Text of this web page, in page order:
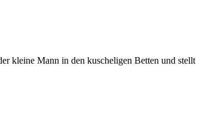
kleine Mann in den kuscheligen Betten und stellt